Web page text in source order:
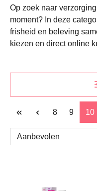
Op zoek naar
moment? In deze
frisheid en beleving
kiezen en direct online
Pagina
8 Pagina
9 10